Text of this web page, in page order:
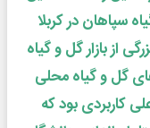
سپاهان در کربلا
از بازار گل و گیاه
گل و گیاه محلی
کاربردی بود که